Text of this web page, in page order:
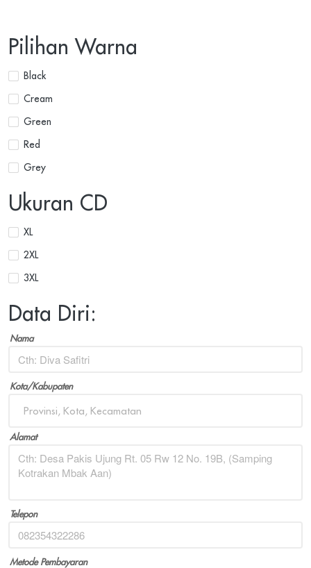
Pilihan Warna
Black
Cream
Green
Red
Grey
Ukuran CD
XL
2XL
3XL
Data Diri:
Nama
Kota/Kabupaten
Provinsi, Kota, Kecamatan
Alamat
Telepon
Metode Pembayaran